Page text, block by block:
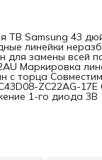
ТВ Samsung 43
линейки
для замены всей
Маркировка
с торца
ZC22AG-
1-го диода 3В